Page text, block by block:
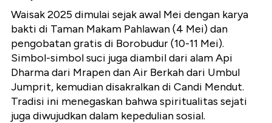
Waisak 2025 dimulai sejak awal Mei dengan karya
bakti di Taman Makam Pahlawan(4 Mei) dan
pengobatan gratis di Borobudur(10-11 Mei).
Simbol-simbol suci juga diambil dari alamApi
Dharma dari MrapendanAir Berkah dari Umbul
Jumprit, kemudian disakralkan di Candi Mendut.
Tradisi ini menegaskan bahwa spiritualitas sejati
juga diwujudkan dalam kepedulian sosial.